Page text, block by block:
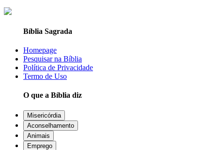
Bíblia Sagrada
Homepage
Pesquisar na Bíblia
Política de Privacidade
Termo de Uso
O que a Bíblia diz
Misericórdia
Aconselhamento
Animais
Emprego